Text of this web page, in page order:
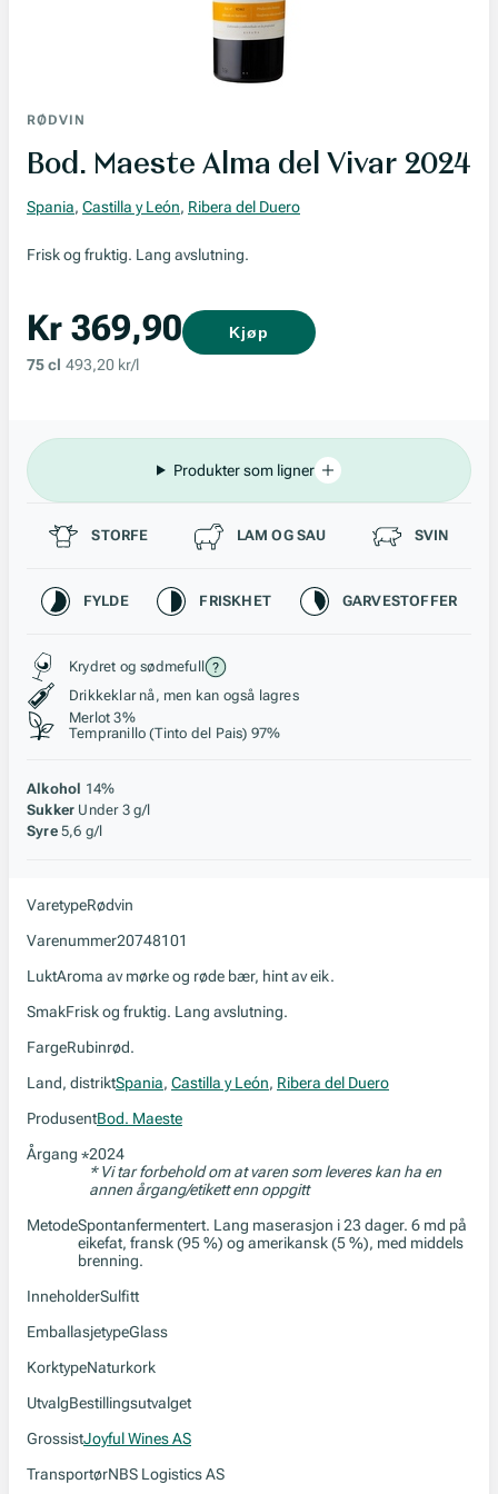
RØDVIN
Bod. Maeste Alma del Vivar 2024
Spania, Castilla y León, Ribera del Duero
Frisk og fruktig. Lang avslutning.
Kr 369,90
75 cl 493,20 kr/l
Kjøp
Produkter som ligner
Passer til
STORFE LAM OG SAU SVIN
Karakteristikk
FYLDE FRISKHET GARVESTOFFER
Stil, lagring og råstoff
Krydret og sødmefull
Drikkeklar nå, men kan også lagres
Merlot 3%
Tempranillo (Tinto del Pais) 97%
Alkohol 14%
Sukker Under 3 g/l
Syre 5,6 g/l
VaretypeRødvin
Varenummer20748101
LuktAroma av mørke og røde bær, hint av eik.
SmakFrisk og fruktig. Lang avslutning.
FargeRubinrød.
Land, distriktSpania, Castilla y León, Ribera del Duero
ProdusentBod. Maeste
Årgang *2024
* Vi tar forbehold om at varen som leveres kan ha en
annen årgang/etikett enn oppgitt
MetodeSpontanfermentert. Lang maserasjon i 23 dager. 6 md på
eikefat, fransk (95 %) og amerikansk (5 %), med middels
brenning.
InneholderSulfitt
EmballasjetypeGlass
KorktypeNaturkork
UtvalgBestillingsutvalget
GrossistJoyful Wines AS
TransportørNBS Logistics AS